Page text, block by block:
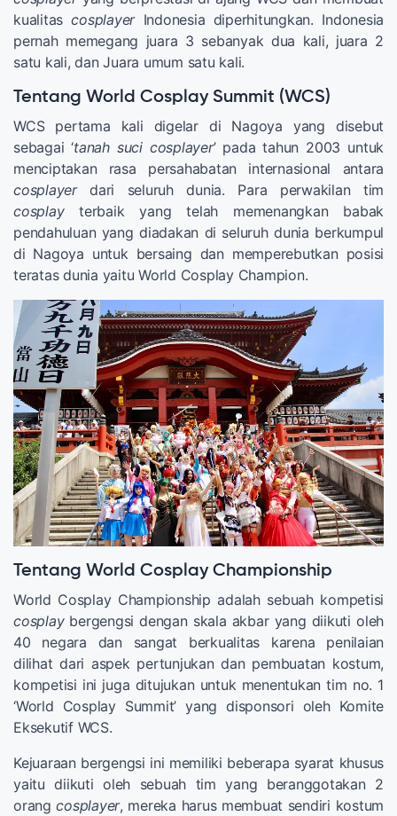
kualitascosplayerIndonesia diperhitungkan. Indonesia
pernah memegang juara 3 sebanyak dua kali, juara 2
satu kali, dan Juara umum satu kali.
Tentang World Cosplay Summit (WCS)
WCS pertama kali digelar di Nagoya yang disebut
sebagai ‘tanah suci cosplayer’ pada tahun 2003 untuk
menciptakan rasa persahabatan internasional antara
cosplayerdari seluruh dunia. Para perwakilan tim
cosplayterbaik yang telah memenangkan babak
pendahuluan yang diadakan di seluruh dunia berkumpul
di Nagoya untuk bersaing dan memperebutkan posisi
teratas dunia yaitu World Cosplay Champion.
Tentang World Cosplay Championship
World Cosplay Championship adalah sebuah kompetisi
cosplaybergengsi dengan skala akbar yang diikuti oleh
40 negara dan sangat berkualitas karena penilaian
dilihat dari aspek pertunjukan dan pembuatan kostum,
kompetisi ini juga ditujukan untuk menentukan tim no. 1
‘World Cosplay Summit’ yang disponsori oleh Komite
Eksekutif WCS.
Kejuaraan bergengsi ini memiliki beberapa syarat khusus
yaitu diikuti oleh sebuah tim yang beranggotakan 2
orangcosplayer, mereka harus membuat sendiri kostum